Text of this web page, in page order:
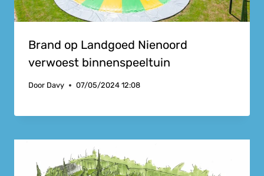
Brand op Landgoed Nienoord
verwoest binnenspeeltuin
Door Davy 07/05/2024 12:08